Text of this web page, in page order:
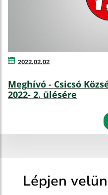
2022.02.02
Meghívó - Csicsó
2022- 2. ülésére
Lépjen